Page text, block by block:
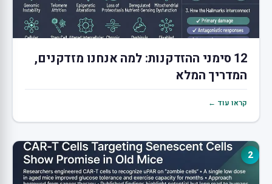
12 סימני ההזדקנות: למה אנחנו מזדקנים,
המדריך המלא
קראו עוד ←
2